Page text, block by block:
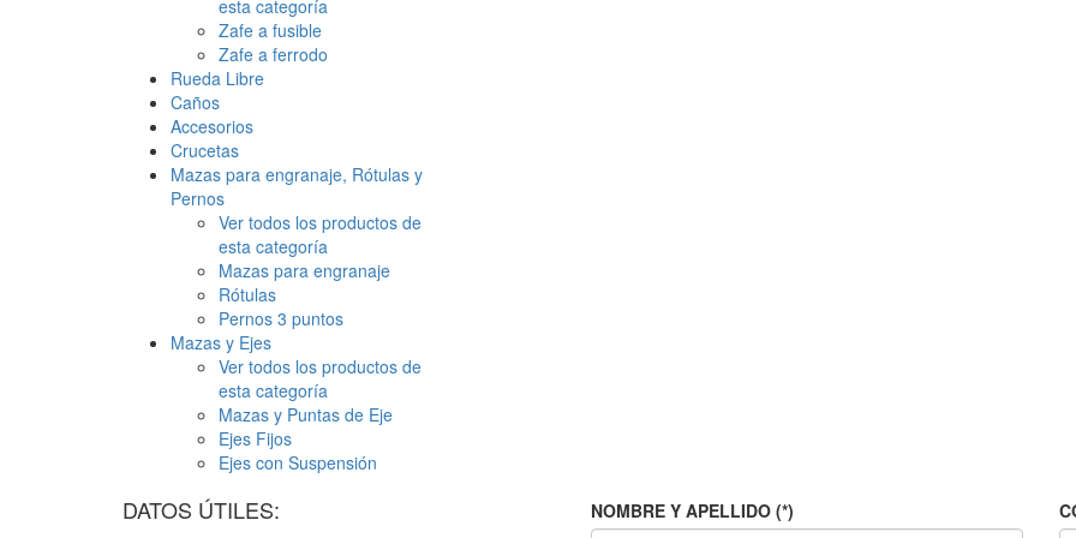
esta categoría
Zafe a fusible
Zafe a ferrodo
Rueda Libre
Caños
Accesorios
Crucetas
Mazas para engranaje, Rótulas y
Pernos
Ver todos los productos de
esta categoría
Mazas para engranaje
Rótulas
Pernos 3 puntos
Mazas y Ejes
Ver todos los productos de
esta categoría
Mazas y Puntas de Eje
Ejes Fijos
Ejes con Suspensión
DATOS ÚTILES: NOMBRE Y APELLIDO (*)